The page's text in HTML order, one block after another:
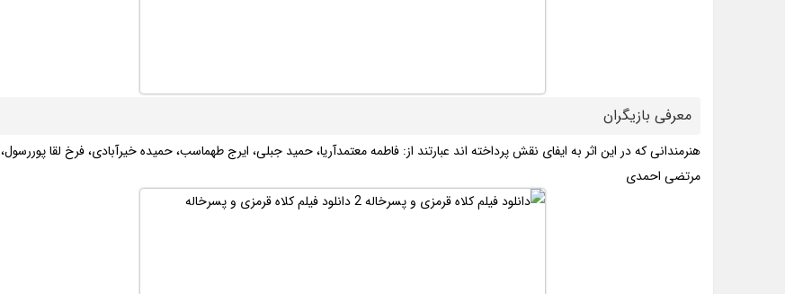
معرفی بازیگران
هنرمندانی که در این اثر به ایفای نقش پرداخته اند عبارتند از: فاطمه معتمدآریا، حمید جبلی، ایرج طهماسب، حمیده خیرآبادی، فرخ لقا پوررسول،
مرتضی احمدی